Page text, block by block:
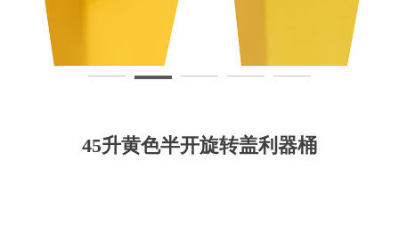
45升黄色半开旋转盖利器桶